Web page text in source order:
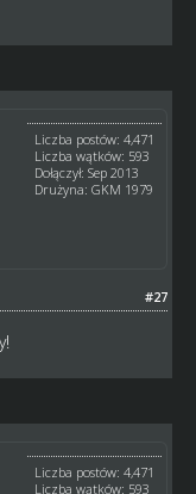
Liczba postów: 4,471
Liczba wątków: 593
Dołączył: Sep 2013
Drużyna: GKM 1979
#27
Liczba postów: 4,471
Liczba wątków: 593